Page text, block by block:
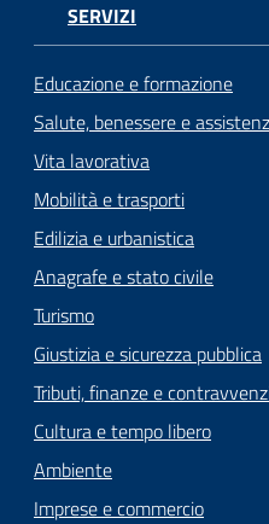
SERVIZI
Educazione e formazione
Salute, benessere e
Vita lavorativa
Mobilità e trasporti
Edilizia e urbanistica
Anagrafe e stato civile
Turismo
Giustizia e sicurezza pubblica
Tributi, finanze e
Cultura e tempo libero
Ambiente
Imprese e commercio